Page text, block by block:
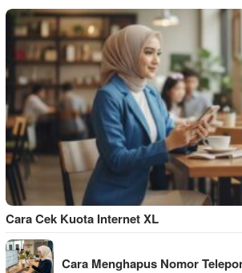
Cara Cek Kuota Internet XL
Cara Menghapus Nomor